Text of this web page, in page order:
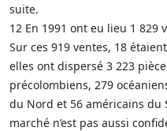
suite.
12 En 1991 ont eu lieu 1 829
Sur ces 919 ventes, 18
elles ont dispersé 3 223
précolombiens, 279
du Nord et 56 américains du
marché n’est pas aussi